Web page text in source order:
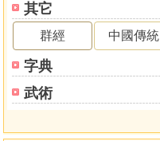
其它
群經 中國傳統
字典
武術
論雜格
附雜格取運